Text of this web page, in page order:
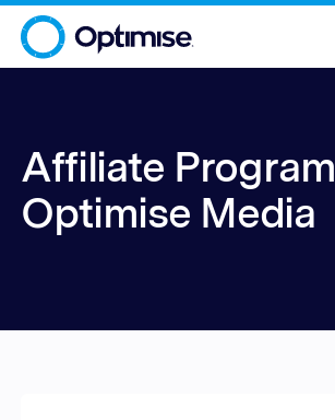
Affiliate Program |
Optimise Media